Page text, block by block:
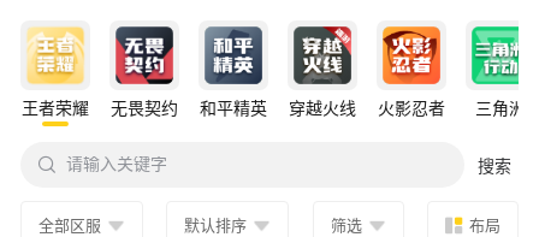
王者荣耀 无畏契约 和平精英 穿越火线 火影忍者 三角洲
 请输入关键字 搜索
全部区服 默认排序 筛选 布局